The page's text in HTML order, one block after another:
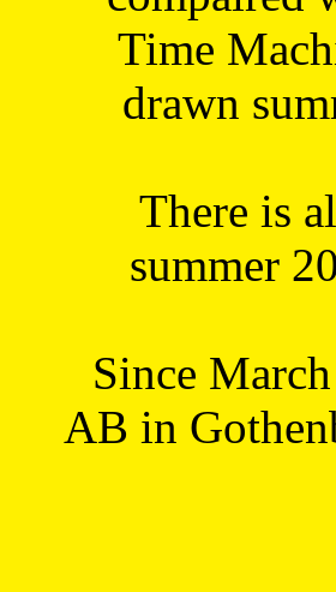
Time
drawn
There is
summer
Since
AB in